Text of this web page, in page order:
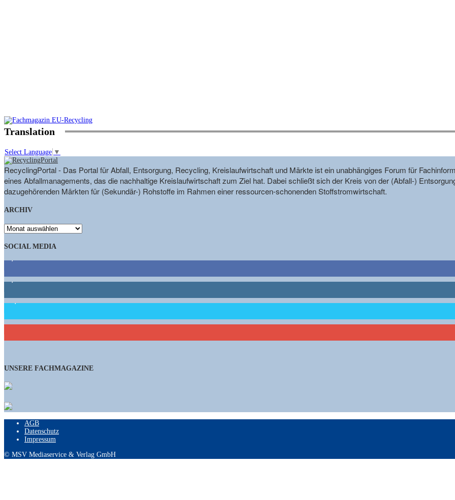
Translation
Select Language ▼
RecyclingPortal - Das Portal für Abfall, Entsorgung, Recycling, Kreislaufwirtschaft und Märkte ist ein unabhängiges Forum für
eines Abfallmanagements, das die nachhaltige Kreislaufwirtschaft zum Ziel hat. Dabei schließt sich der Kreis von der (Abfall-)
dazugehörenden Märkten für (Sekundär-) Rohstoffe im Rahmen einer ressourcen-schonenden Stoffstromwirtschaft.
ARCHIV
ARCHIV
SOCIAL MEDIA
1,662 Follower
15,658 Follower
461 Abonnenten
UNSERE FACHMAGAZINE
AGB
Datenschutz
Impressum
© MSV Mediaservice & Verlag GmbH